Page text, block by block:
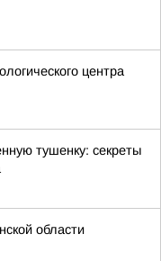
центра
тушенку: секреты
области